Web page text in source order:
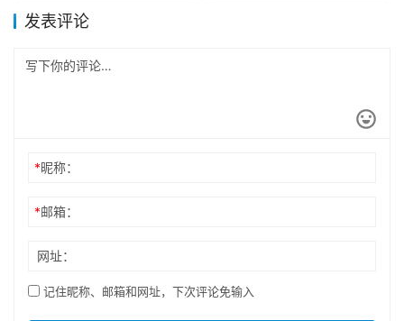
发表评论
*昵称：
*邮箱：
网址：
记住昵称、邮箱和网址，下次评论免输入